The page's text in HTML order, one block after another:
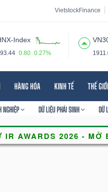
VietstockFinance
Index
0.80 0.27%
HÀNG HÓA KINH TẾ THẾ GIỚI
NGHIỆP DỮ LIỆU PHÁI SINH DỮ